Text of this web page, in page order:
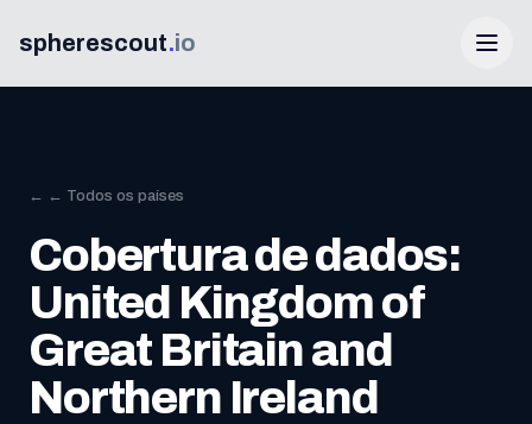
spherescout.io
Iniciar sessão
Obtenha 100 leads grátis
← ← Todos os países
Cobertura de dados:
United Kingdom of
Great Britain and
Northern Ireland